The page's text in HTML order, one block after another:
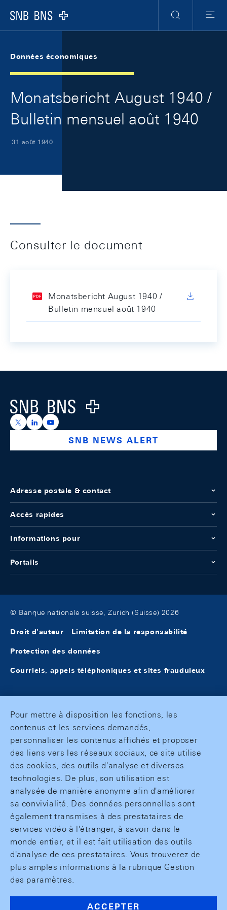
Logo
RechercheMenu
Données économiques
Monatsbericht August 1940 /
Bulletin mensuel août 1940
31 août 1940
Consulter le document
Monatsbericht August 1940 /
Bulletin mensuel août 1940
Logo
https://x.com/snb_bns
https://ch.linkedin.com/company/swiss-national-
https://www.youtube.com/@swissnationalbank
SNB NEWS ALERT
Adresse postale & contact
Accès rapides
Informations pour
Portails
© Banque nationale suisse, Zurich (Suisse) 2026
Droit d'auteur Limitation de la responsabilité
Protection des données
Courriels, appels téléphoniques et sites frauduleux
Pour mettre à disposition les fonctions, les
contenus et les services demandés,
personnaliser les contenus affichés et proposer
des liens vers les réseaux sociaux, ce site utilise
des cookies, des outils d'analyse et diverses
technologies. De plus, son utilisation est
analysée de manière anonyme afin d'améliorer
sa convivialité. Des données personnelles sont
également transmises à des prestataires de
services vidéo à l'étranger, à savoir dans le
monde entier, et il est fait utilisation des outils
d'analyse de ces prestataires. Vous trouverez de
plus amples informations à la rubrique Gestion
des paramètres.
ACCEPTER